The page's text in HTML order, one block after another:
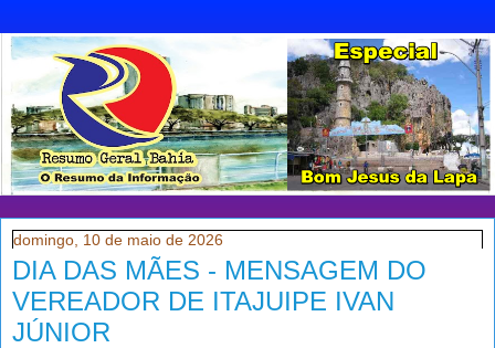
domingo, 10 de maio de 2026
DIA DAS MÃES - MENSAGEM DO
VEREADOR DE ITAJUIPE IVAN
JÚNIOR